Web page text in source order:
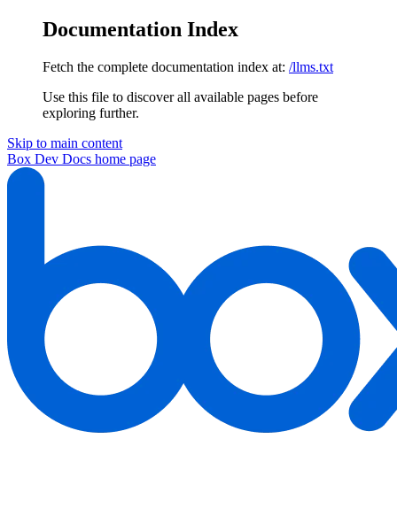
Documentation Index
Fetch the complete documentation index at: /llms.txt
Use this file to discover all available pages before
exploring further.
Skip to main content
Box Dev Docs home page